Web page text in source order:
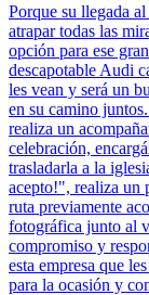
Porque su llegada
atrapar todas las
opción para ese
descapotable Audi
les vean y será un
en su camino
realiza un
celebración,
trasladarla a la
acepto!", realiza un
ruta previamente
fotográfica junto al
compromiso y
esta empresa que
para la ocasión y